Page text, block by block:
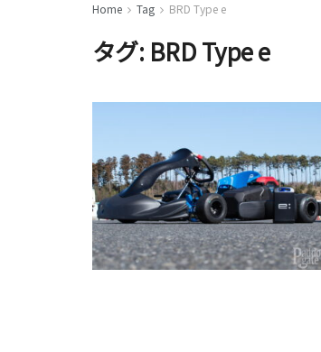
Home Tag BRD Type e
タグ: BRD Type e